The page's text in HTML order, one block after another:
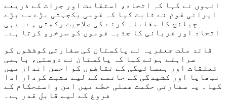
انہوں نے کہا کہ اتحاد، استقامت اور جرات کے ذریعے
ایرانی قوم نے ثابت کیا کہ قومی یکجہتی بڑے سے بڑے
چیلنج کا مقابلہ کرنے کی صلاحیت رکھتی ہے۔ یہی
اتحاد اور قربانی کا جذبہ قوموں کو سرخرو کرتا ہے۔
قائد ملت جعفریہ نے پاکستان کی سفارتی کوششوں کو
سراہتے ہوئے کہا کہ پاکستان نے دوستی، باہمی
تعلقات اور ہمسائیگی کے تقاضوں کو احسن انداز میں
نبھایا اور کشیدگی کے خاتمے کے لیے مثبت کردار ادا
کیا۔ یہ سفارتی حکمت عملی خطے میں امن و استحکام کے
فروغ کے لیے قابلِ قدر ہے۔